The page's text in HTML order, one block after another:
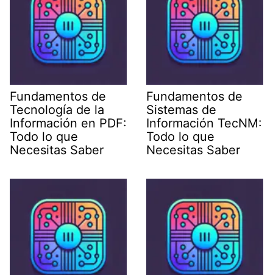
Fundamentos de
Tecnología de la
Información en PDF:
Todo lo que
Necesitas Saber
Fundamentos de
Sistemas de
Información TecNM:
Todo lo que
Necesitas Saber